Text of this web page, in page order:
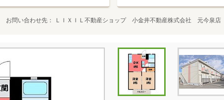
お問い合わせ先 ＬＩＸＩＬ不動産ショップ 小金井不動産株式会社 元今泉店